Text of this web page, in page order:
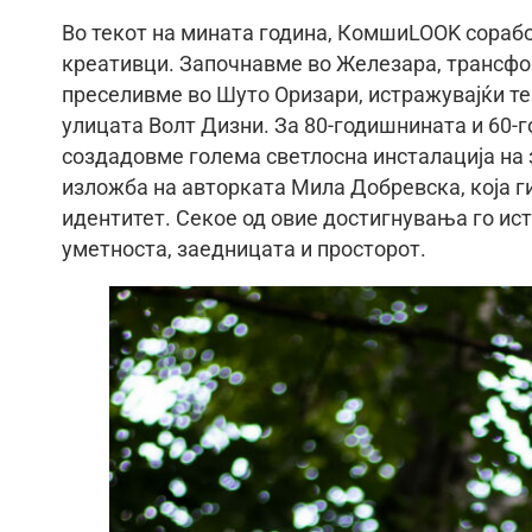
Во текот на мината година, КомшиLOOK
креативци. Започнавме во Железара,
преселивме во Шуто Оризари, истражувајќи
улицата Волт Дизни. За 80-годишнината и 60-
создадовме голема светлосна инсталација
изложба на авторката Мила Добревска, која
идентитет. Секое од овие достигнувања го
уметноста, заедницата и просторот.